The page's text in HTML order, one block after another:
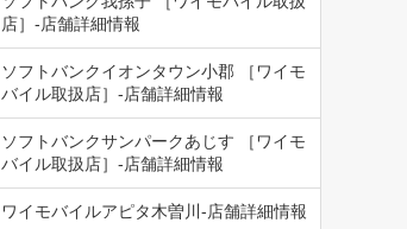
店］-店舗詳細情報
ソフトバンクイオンタウン小郡 ［ワイモ
バイル取扱店］-店舗詳細情報
ソフトバンクサンパークあじす ［ワイモ
バイル取扱店］-店舗詳細情報
ワイモバイルアピタ木曽川-店舗詳細情報